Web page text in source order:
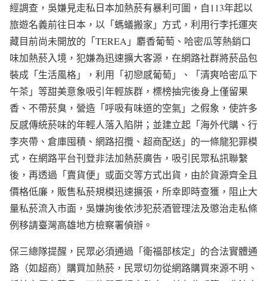
經調查，吳嫌見走私日本加熱菸有暴利可圖，自113年起以
旅遊名義前往日本，以「螞蟻搬家」方式，利用行李托運夾
藏目前尚未開放的「TEREA」麝香葡萄、哈密瓜等熱銷口
味加熱菸入境，犯嫌為迅速擴大客源，在網路社群將菸品包
裝成「生活風格」，利用「初戀感葡萄」、「清爽哈密瓜下
午茶」等甜美意象吸引年輕族群，標榜抽完後身上僅留果
香、不帶菸臭，營造「呼吸有味道的空氣」之假象，使許多
反感傳統菸味的年輕人落入陷阱；並建立起「海外代購、行
李夾帶、倉庫囤積、網路招攬、超商配送」的一條龍犯罪模
式，在網路平台刊登非法加熱菸廣告，吸引民眾私訊聯繫
後，再透過「賣貨便」或面交等方式出貨，由於貨源齊全且
價格低廉，販售私菸規模迅速擴張，所幸即時查獲，阻止大
量私菸流入市面，吳嫌詢後依涉犯菸酒管理法及懲治走私條
例移請臺灣高雄地方檢察署偵辦。
保三總隊提醒，民眾必須通過「衛福部核定」的合法實體通
路（如超商）購買加熱菸，民眾切勿從網路購買來源不明、